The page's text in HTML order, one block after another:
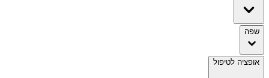
שפה
אופציה לטיפול